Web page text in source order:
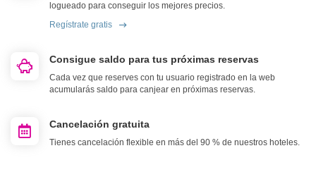
logueado para conseguir los mejores precios.
Regístrate gratis
Consigue saldo para tus próximas reservas
Cada vez que reserves con tu usuario registrado en la web
acumularás saldo para canjear en próximas reservas.
Cancelación gratuita
Tienes cancelación flexible en más del 90 % de nuestros hoteles.